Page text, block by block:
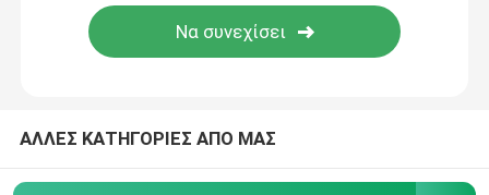
ΑΛΛΕΣ ΚΑΤΗΓΟΡΙΕΣ ΑΠΟ ΜΑΣ